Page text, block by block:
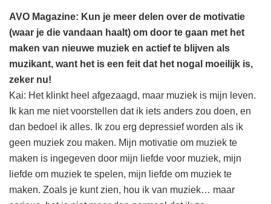
AVO Magazine: Kun je meer delen over de motivatie
(waar je die vandaan haalt) om door te gaan met het
maken van nieuwe muziek en actief te blijven als
muzikant, want het is een feit dat het nogal moeilijk is,
zeker nu!
Kai: Het klinkt heel afgezaagd, maar muziek is mijn leven.
Ik kan me niet voorstellen dat ik iets anders zou doen, en
dan bedoel ik alles. Ik zou erg depressief worden als ik
geen muziek zou maken. Mijn motivatie om muziek te
maken is ingegeven door mijn liefde voor muziek, mijn
liefde om muziek te spelen, mijn liefde om muziek te
maken. Zoals je kunt zien, hou ik van muziek… maar